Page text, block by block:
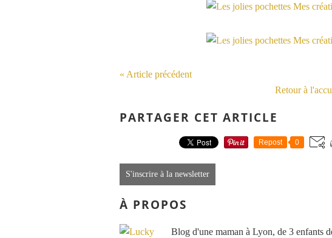
« Article précédent
Retour à
PARTAGER CET ARTICLE
Repost 0
S'inscrire à la newsletter
À PROPOS
Blog d'une maman à Lyon, de 3 enfants